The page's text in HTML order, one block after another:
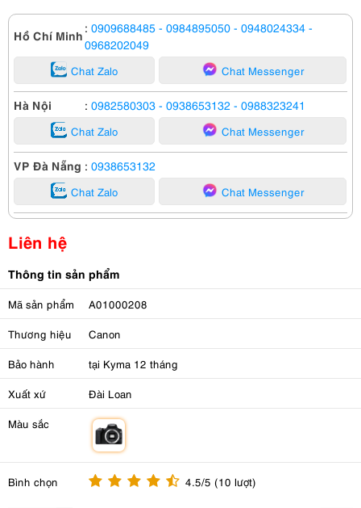
Hồ Chí Minh : 0909688485 - 0984895050 - 0948024334 -
0968202049
Chat Zalo Chat Messenger
Hà Nội : 0982580303 - 0938653132 - 0988323241
Chat Zalo Chat Messenger
VP Đà Nẵng : 0938653132
Chat Zalo Chat Messenger
Liên hệ
Thông tin sản phẩm
Mã sản phẩm A01000208
Thương hiệu Canon
Bảo hành tại Kyma 12 tháng
Xuất xứ Đài Loan
Màu sắc
Bình chọn 4.5/5 (10 lượt)